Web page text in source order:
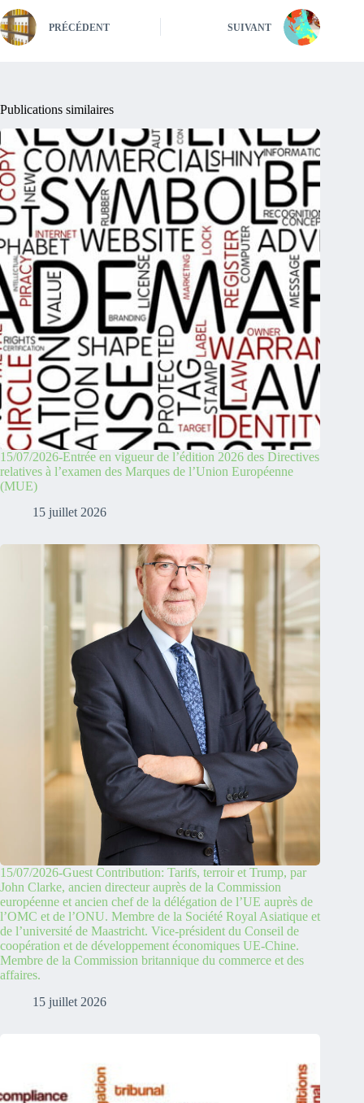
PRÉCÉDENT SUIVANT
Publications similaires
15/07/2026-Entrée en vigueur de l’édition 2026 des Directives
relatives à l’examen des Marques de l’Union Européenne
(MUE)
15 juillet 2026
15/07/2026-Guest Contribution: Tarifs, terroir et Trump, par
John Clarke, ancien directeur auprès de la Commission
européenne et ancien chef de la délégation de l’UE auprès de
l’OMC et de l’ONU. Membre de la Société Royal Asiatique et
de l’université de Maastricht. Vice-président du Conseil de
coopération et de développement économiques UE-Chine.
Membre de la Commission britannique du commerce et des
affaires.
15 juillet 2026